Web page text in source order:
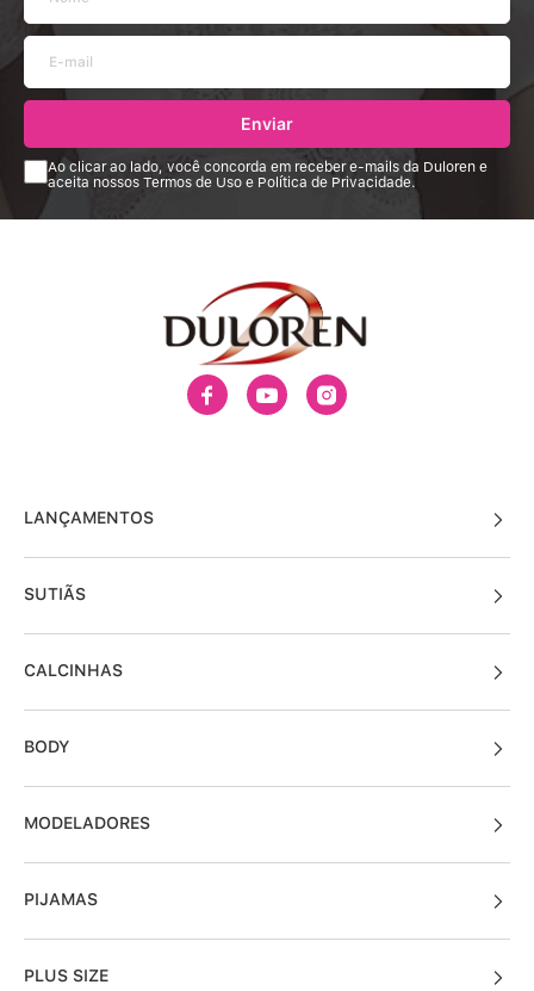
Enviar
Ao clicar ao lado, você concorda em receber e-mails da Duloren e
aceita nossos Termos de Uso e Política de Privacidade.
LANÇAMENTOS
SUTIÃS
CALCINHAS
BODY
MODELADORES
PIJAMAS
PLUS SIZE